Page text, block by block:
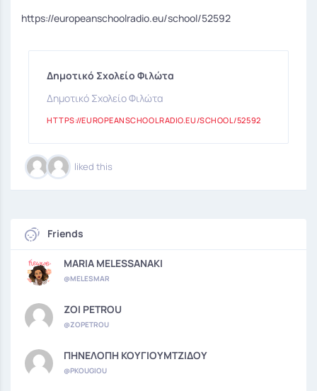
https://europeanschoolradio.eu/school/52592
Δημοτικό Σχολείο Φιλώτα
Δημοτικό Σχολείο Φιλώτα
HTTPS://EUROPEANSCHOOLRADIO.EU/SCHOOL/52592
liked this
Friends
MARIA MELESSANAKI
@MELESMAR
ZOI PETROU
@ZOPETROU
ΠΗΝΕΛΟΠΗ ΚΟΥΓΙΟΥΜΤΖΙΔΟΥ
@PKOUGIOU